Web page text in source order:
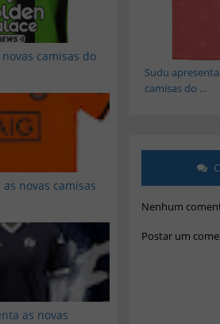
camisas do
novas camisas
as novas
Sudu
camisas do ...
Nenhum
Postar um